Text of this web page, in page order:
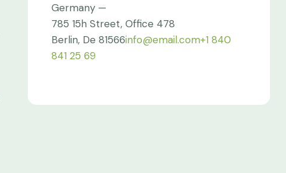
Germany —
785 15h Street, Office 478
Berlin, De 81566info@email.com+1 840
841 25 69